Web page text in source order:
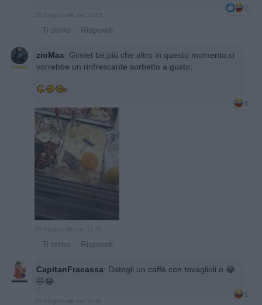
2
30 Giugno alle ore 10:55
· Ti stimo · Rispondi
zioMax: Gimlet bè,più che altro in questo momento,ci
vorrebbe un rinfrescante sorbetto a gusto;
1
30 Giugno alle ore 11:23
· Ti stimo · Rispondi
CapitanFracassa: Dategli un caffè con tovaglioli o 😂
🤣😂
1
30 Giugno alle ore 11:49